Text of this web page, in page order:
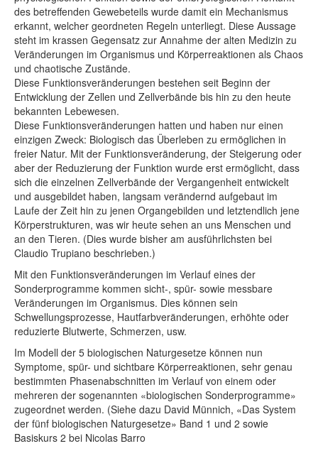
des betreffenden Gewebeteils wurde damit ein Mechanismus
erkannt, welcher geordneten Regeln unterliegt. Diese Aussage
steht im krassen Gegensatz zur Annahme der alten Medizin zu
Veränderungen im Organismus und Körperreaktionen als Chaos
und chaotische Zustände.
Diese Funktionsveränderungen bestehen seit Beginn der
Entwicklung der Zellen und Zellverbände bis hin zu den heute
bekannten Lebewesen.
Diese Funktionsveränderungen hatten und haben nur einen
einzigen Zweck: Biologisch das Überleben zu ermöglichen in
freier Natur. Mit der Funktionsveränderung, der Steigerung oder
aber der Reduzierung der Funktion wurde erst ermöglicht, dass
sich die einzelnen Zellverbände der Vergangenheit entwickelt
und ausgebildet haben, langsam verändernd aufgebaut im
Laufe der Zeit hin zu jenen Organgebilden und letztendlich jene
Körperstrukturen, was wir heute sehen an uns Menschen und
an den Tieren. (Dies wurde bisher am ausführlichsten bei
Claudio Trupiano beschrieben.)
Mit den Funktionsveränderungen im Verlauf eines der
Sonderprogramme kommen sicht-, spür- sowie messbare
Veränderungen im Organismus. Dies können sein
Schwellungsprozesse, Hautfarbveränderungen, erhöhte oder
reduzierte Blutwerte, Schmerzen, usw.
Im Modell der 5 biologischen Naturgesetze können nun
Symptome, spür- und sichtbare Körperreaktionen, sehr genau
bestimmten Phasenabschnitten im Verlauf von einem oder
mehreren der sogenannten «biologischen Sonderprogramme»
zugeordnet werden. (Siehe dazu David Münnich, «Das System
der fünf biologischen Naturgesetze» Band 1 und 2 sowie
Basiskurs 2 bei Nicolas Barro